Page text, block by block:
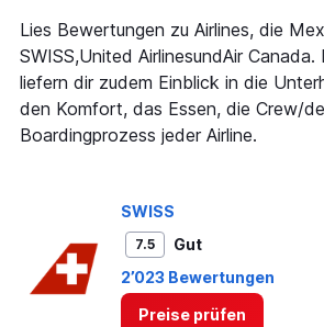
1
Y
axis
displaying
values.
Range:
Lies Bewertungen zu Airlines, die
SWISS,United AirlinesundAir
liefern dir zudem Einblick in die
den Komfort, das Essen, die Crew/
Boardingprozess jeder Airline.
SWISS
7.5
Gut
2’023 Bewertungen
Preise prüfen